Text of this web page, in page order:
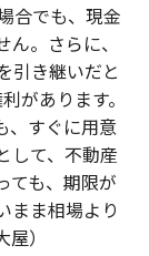
合でも、現金
。さらに、
引き継いだと
があります。
、すぐに用意
して、不動産
ても、期限が
まま相場より
）